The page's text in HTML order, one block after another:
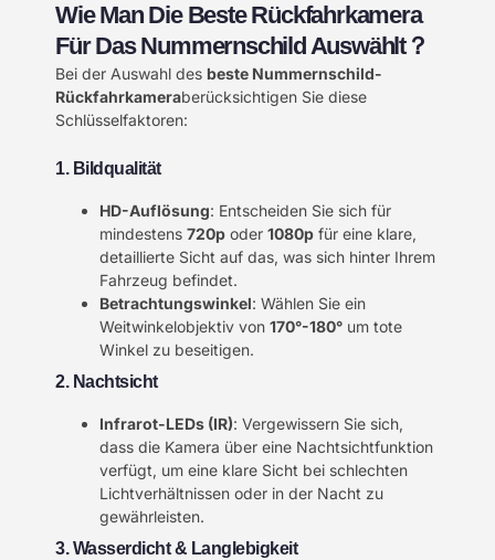
Wie Man Die Beste Rückfahrkamera
Für Das Nummernschild Auswählt？
Bei der Auswahl des beste Nummernschild-
Rückfahrkameraberücksichtigen Sie diese
Schlüsselfaktoren:
1. Bildqualität
HD-Auflösung: Entscheiden Sie sich für
mindestens 720p oder 1080p für eine klare,
detaillierte Sicht auf das, was sich hinter Ihrem
Fahrzeug befindet.
Betrachtungswinkel: Wählen Sie ein
Weitwinkelobjektiv von 170°-180° um tote
Winkel zu beseitigen.
2. Nachtsicht
Infrarot-LEDs (IR): Vergewissern Sie sich,
dass die Kamera über eine Nachtsichtfunktion
verfügt, um eine klare Sicht bei schlechten
Lichtverhältnissen oder in der Nacht zu
gewährleisten.
3. Wasserdicht & Langlebigkeit